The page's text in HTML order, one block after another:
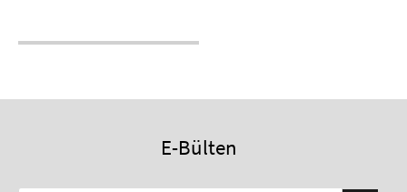
E-Bülten